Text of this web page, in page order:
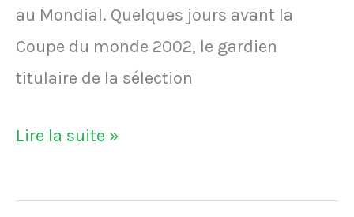
des
bâtards,
n*que
morts"
au Mondial. Quelques jours avant la
Coupe du monde 2002, le gardien
titulaire de la sélection
La
(stupide)
Lire la suite »